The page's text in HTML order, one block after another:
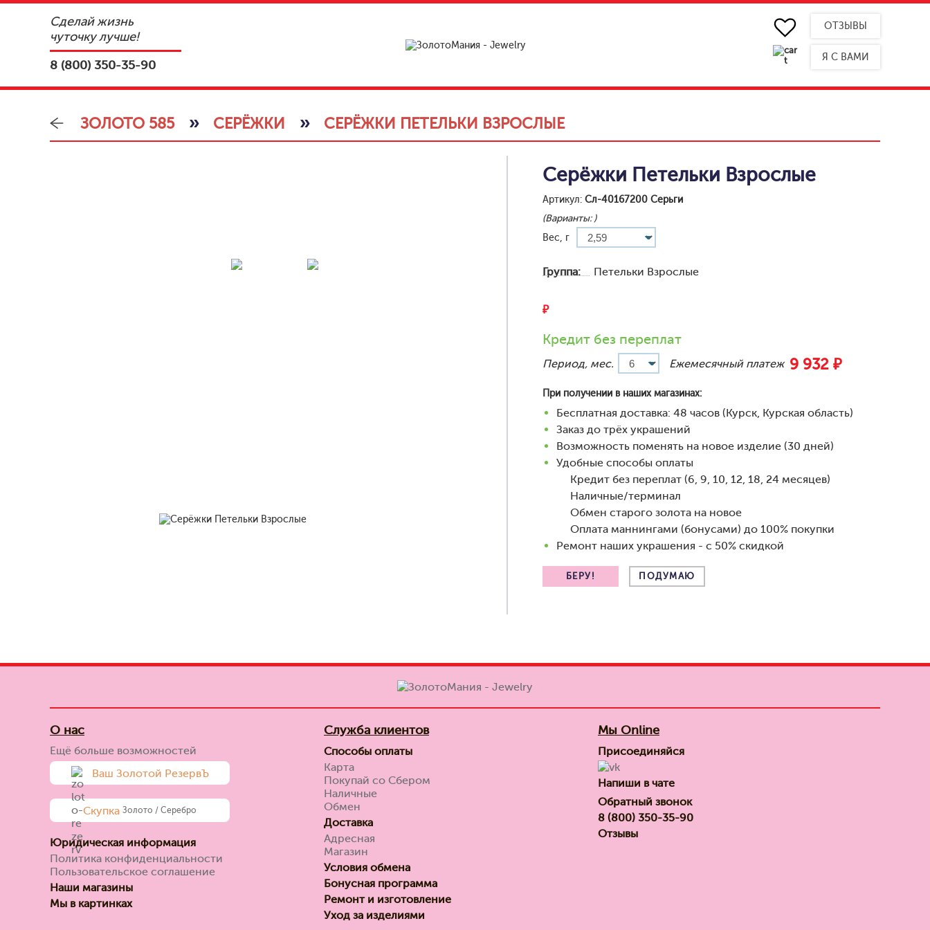
Сделай жизнь
чуточку лучше!
8 (800) 350-35-90
ОТЗЫВЫ
Я С ВАМИ
ЗОЛОТО 585 » СЕРЁЖКИ » СЕРЁЖКИ ПЕТЕЛЬКИ ВЗРОСЛЫЕ
Серёжки Петельки Взрослые
Артикул: Сл-40167200 Серьги
(Варианты:)
Вес, г
Группа: Петельки Взрослые
₽
Кредит без переплат
Период, мес. Ежемесячный платеж 9 932 ₽
При получении в наших магазинах:
Бесплатная доставка: 48 часов (Курск, Курская область)
Заказ до трёх украшений
Возможность поменять на новое изделие (30 дней)
Удобные способы оплаты
Кредит без переплат (6, 9, 10, 12, 18, 24 месяцев)
Наличные/терминал
Обмен старого золота на новое
Оплата маннингами (бонусами) до 100% покупки
Ремонт наших украшения - с 50% скидкой
ПОДУМАЮ
О нас
Ещё больше возможностей
Ваш Золотой РезервЪ
Скупка Золото / Серебро
Юридическая информация
Политика конфиденциальности
Пользовательское соглашение
Наши магазины
Мы в картинках
Служба клиентов
Способы оплаты
Карта
Покупай со Сбером
Наличные
Обмен
Доставка
Адресная
Магазин
Условия обмена
Бонусная программа
Ремонт и изготовление
Уход за изделиями
Мы Online
Присоединяйся
Напиши в чате
Обратный звонок
8 (800) 350-35-90
Отзывы